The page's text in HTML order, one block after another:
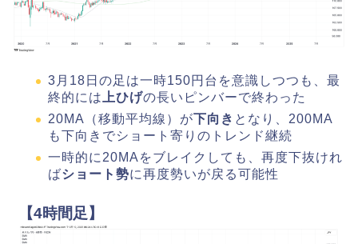
3月18日の足は一時150円台を意識しつつも、最
終的には
上ひげの長いピンバーで終わった
20MA（移動平均線）が下向き となり、200MA
も下向きでショート寄りのトレンド継続
一時的に20MAをブレイクしても、再度下抜けれ
ばショート勢に再度勢いが戻る可能性
【4時間足】